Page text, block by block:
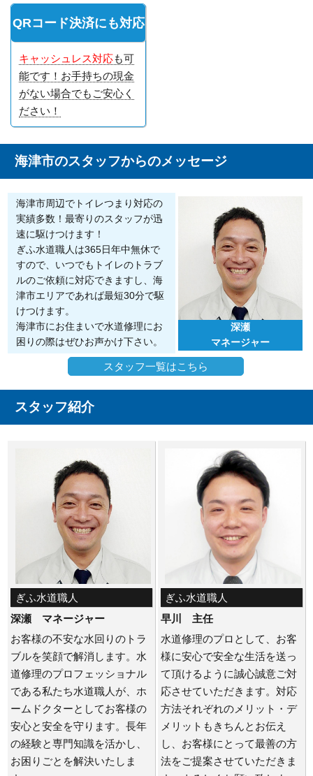
QRコード決済にも対応
キャッシュレス対応も可
能です！お手持ちの現金
がない場合でもご安心く
ださい！
海津市のスタッフからのメッセージ
海津市周辺でトイレつまり対応の
実績多数！最寄りのスタッフが迅
速に駆けつけます！
ぎふ水道職人は365日年中無休で
すので、いつでもトイレのトラブ
ルのご依頼に対応できますし、海
津市エリアであれば最短30分で駆
けつけます。
海津市にお住まいで水道修理にお
困りの際はぜひお声かけ下さい。
深瀬
マネージャー
スタッフ一覧はこちら
スタッフ紹介
ぎふ水道職人
深瀬 マネージャー
お客様の不安な水回りのトラ
ブルを笑顔で解消します。水
道修理のプロフェッショナル
である私たち水道職人が、ホ
ームドクターとしてお客様の
安心と安全を守ります。長年
の経験と専門知識を活かし、
お困りごとを解決いたしま
ぎふ水道職人
早川 主任
水道修理のプロとして、お客
様に安心で安全な生活を送っ
て頂けるように誠心誠意ご対
応させていただきます。対応
方法それぞれのメリット・デ
メリットもきちんとお伝え
し、お客様にとって最善の方
法をご提案させていただきま